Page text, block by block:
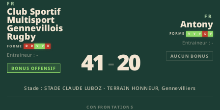
FR
Club Sportif
Multisport
Gennevillois
Rugby
FORME D D V V D
Entraineur : -
BONUS OFFENSIF
Stade : STADE CLAUDE LUBOZ - TERRAIN HONNEUR, Gennevilliers
41-20
CONFRONTATIONS
FR
Antony
FORME V V V D V
Entraineur : -
AUCUN BONUS